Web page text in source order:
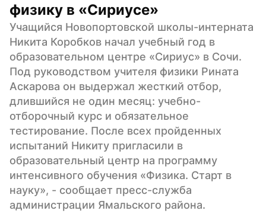
физику в «Сириусе»
Учащийся Новопортовской школы-интерната
Никита Коробков начал учебный год в
образовательном центре «Сириус» в Сочи.
Под руководством учителя физики Рината
Аскарова он выдержал жесткий отбор,
длившийся не один месяц: учебно-
отборочный курс и обязательное
тестирование. После всех пройденных
испытаний Никиту пригласили в
образовательный центр на программу
интенсивного обучения «Физика. Старт в
науку», - сообщает пресс-служба
администрации Ямальского района.